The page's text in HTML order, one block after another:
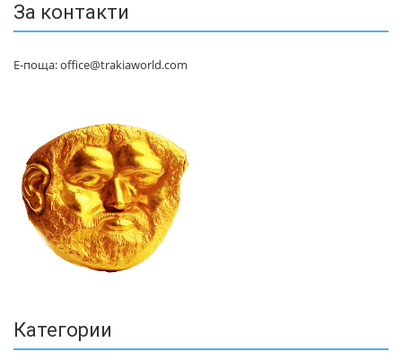
За контакти
Е-поща: office@trakiaworld.com
Категории